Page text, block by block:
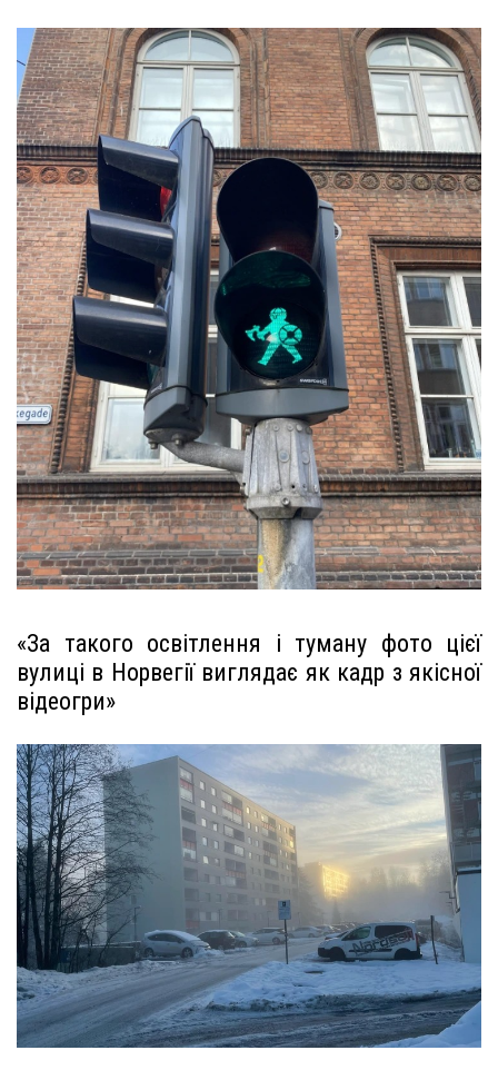
«За такого освітлення і туману фото цієї
вулиці в Норвегії виглядає як кадр з якісної
відеогри»